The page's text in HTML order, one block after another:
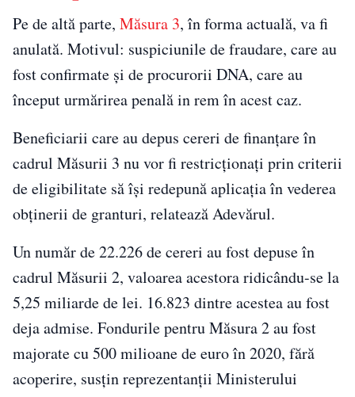
Pe de altă parte, Măsura 3, în forma actuală, va fi
anulată. Motivul: suspiciunile de fraudare, care au
fost confirmate şi de procurorii DNA, care au
început urmărirea penală in rem în acest caz.
Beneficiarii care au depus cereri de finanţare în
cadrul Măsurii 3 nu vor fi restricţionaţi prin criterii
de eligibilitate să îşi redepună aplicaţia în vederea
obţinerii de granturi, relatează Adevărul.
Un număr de 22.226 de cereri au fost depuse în
cadrul Măsurii 2, valoarea acestora ridicându-se la
5,25 miliarde de lei. 16.823 dintre acestea au fost
deja admise. Fondurile pentru Măsura 2 au fost
majorate cu 500 milioane de euro în 2020, fără
acoperire, susţin reprezentanţii Ministerului